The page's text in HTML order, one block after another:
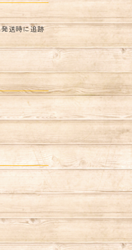
送時に追跡